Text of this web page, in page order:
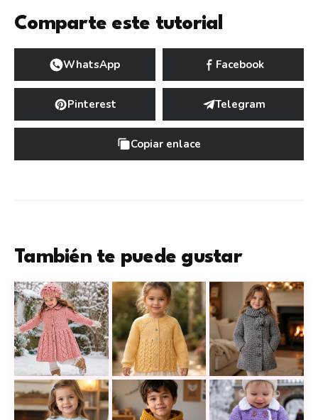
Comparte este tutorial
WhatsApp Facebook
Pinterest Telegram
Copiar enlace
También te puede gustar
Abrigo tejido a dos agujas para niña: un modelo
Una chaqueta tejida en punto de
Abrigo tejido a